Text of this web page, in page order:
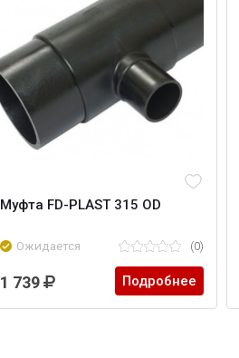
Муфта FD-PLAST 315 OD
Ожидается (0)
1 739 Подробнее